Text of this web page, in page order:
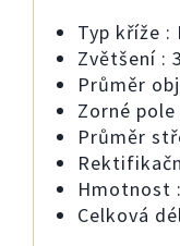
Typ kříže :
Zvětšení :
Průměr
Zorné
Průměr
Hmotnost
Celková